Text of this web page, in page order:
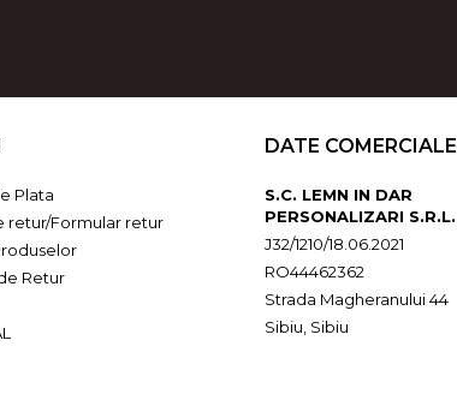
Plata
retur/Formular retur
Retur
DATE COMERCIALE
S.C. LEMN IN DAR
PERSONALIZARI S.R.L.
J32/1210/18.06.2021
RO44462362
Strada Magheranului 44
Sibiu, Sibiu